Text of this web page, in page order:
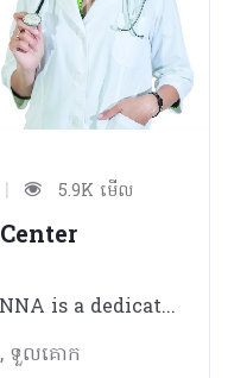
| 5.9K មើល
WOMEN-Baby’s CENTER ANNA is a dedicated women’s health clinic, devoted to the care of women in the Kingdom of Cambodia. We offer friendly and discreet personal service, the latest technology and the most comprehensive line of care for women, in any stage of life. Dr. Anna Roslyakova is a trustworthy expat doctor, a qualified and certified obstetrician-gynecologist. Her clinic offers a professional, yet personalized approach to gynecology, obstetrics and general women’s health. Whether you are pregnant, looking for a check-up, or interested in family planning services, our team of healthcare professionals is here to help. We create a Custom Care Plan for each woman we see, because we know there is no such thing as a one-size-fits-all approach to women’s health.
៣, ទួលគោក